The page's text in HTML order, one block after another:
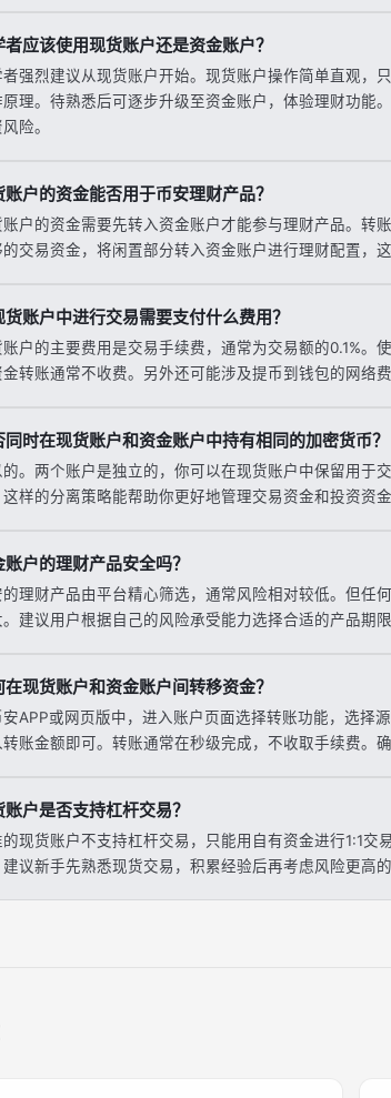
者应该使用现货账户还是资金账户？
者强烈建议从现货账户开始。现货账户操作简单直观，
原理。待熟悉后可逐步升级至资金账户，体验理财功能
险。
账户的资金能否用于币安理财产品？
账户的资金需要先转入资金账户才能参与理财产品。转
的交易资金，将闲置部分转入资金账户进行理财配置，
货账户中进行交易需要支付什么费用？
户的主要费用是交易手续费，通常为交易额的0.1%。
金转账通常不收费。另外还可能涉及提币到钱包的网络
同时在现货账户和资金账户中持有相同的加密货币？
的。两个账户是独立的，你可以在现货账户中保留用于
这样的分离策略能帮助你更好地管理交易资金和投资资
账户的理财产品安全吗？
的理财产品由平台精心筛选，通常风险相对较低。但任
建议用户根据自己的风险承受能力选择合适的产品期
在现货账户和资金账户间转移资金？
APP或网页版中，进入账户页面选择转账功能，选择
账金额即可。转账通常在秒级完成，不收取手续费。
账户是否支持杠杆交易？
现货账户不支持杠杆交易，只能用自有资金进行1:1交
建议新手先熟悉现货交易，积累经验后再考虑风险更高的